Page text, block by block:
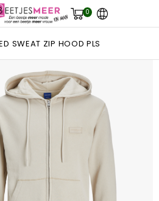
0
SWEAT ZIP HOOD PLS